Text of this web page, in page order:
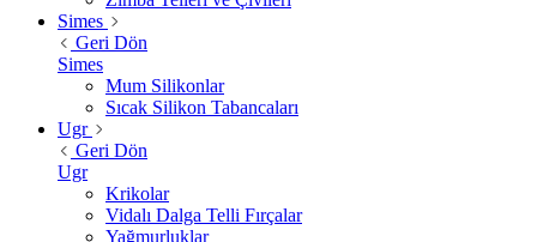
Simes
Geri Dön
Simes
Mum Silikonlar
Sıcak Silikon Tabancaları
Ugr
Geri Dön
Ugr
Krikolar
Vidalı Dalga Telli Fırçalar
Yağmurluklar